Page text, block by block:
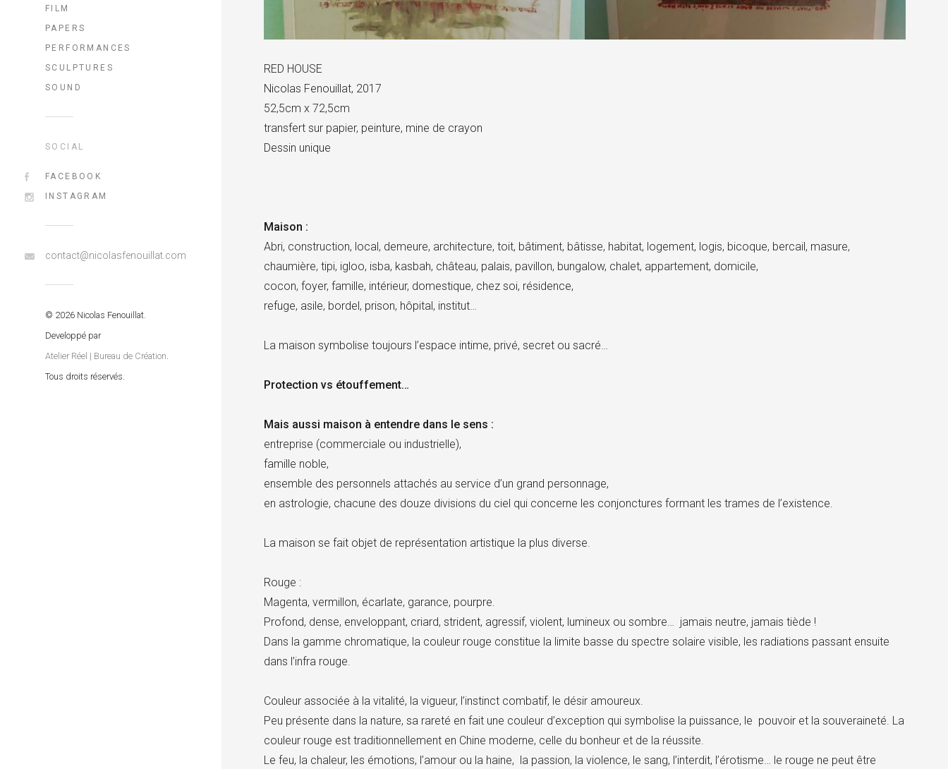
FILM
PAPERS
PERFORMANCES
SCULPTURES
SOUND
SOCIAL
FACEBOOK
INSTAGRAM
contact@nicolasfenouillat.com
© 2026 Nicolas Fenouillat.
Developpé par
Atelier Réel | Bureau de Création.
Tous droits réservés.
RED HOUSE
Nicolas Fenouillat, 2017
52,5cm x 72,5cm
transfert sur papier, peinture, mine de crayon
Dessin unique
Maison :
Abri, construction, local, demeure, architecture, toit, bâtiment, bâtisse, habitat, logement, logis, bicoque, bercail, masure,
chaumière, tipi, igloo, isba, kasbah, château, palais, pavillon, bungalow, chalet, appartement, domicile,
cocon, foyer, famille, intérieur, domestique, chez soi, résidence,
refuge, asile, bordel, prison, hôpital, institut…
La maison symbolise toujours l’espace intime, privé, secret ou sacré…
Protection vs étouffement…
Mais aussi maison à entendre dans le sens :
entreprise (commerciale ou industrielle),
famille noble,
ensemble des personnels attachés au service d’un grand personnage,
en astrologie, chacune des douze divisions du ciel qui concerne les conjonctures formant les trames de l’existence.
La maison se fait objet de représentation artistique la plus diverse.
Rouge :
Magenta, vermillon, écarlate, garance, pourpre.
Profond, dense, enveloppant, criard, strident, agressif, violent, lumineux ou sombre… jamais neutre, jamais tiède !
Dans la gamme chromatique, la couleur rouge constitue la limite basse du spectre solaire visible, les radiations passant ensuite
dans l’infra rouge.
Couleur associée à la vitalité, la vigueur, l’instinct combatif, le désir amoureux.
Peu présente dans la nature, sa rareté en fait une couleur d’exception qui symbolise la puissance, le pouvoir et la souveraineté. La
couleur rouge est traditionnellement en Chine moderne, celle du bonheur et de la réussite.
Le feu, la chaleur, les émotions, l’amour ou la haine, la passion, la violence, le sang, l’interdit, l’érotisme… le rouge ne peut être